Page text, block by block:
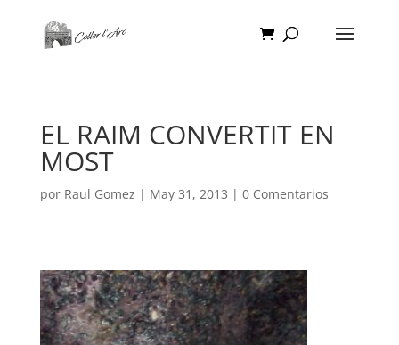
EL RAIM CONVERTIT EN
MOST
por Raul Gomez | May 31, 2013 | 0 Comentarios